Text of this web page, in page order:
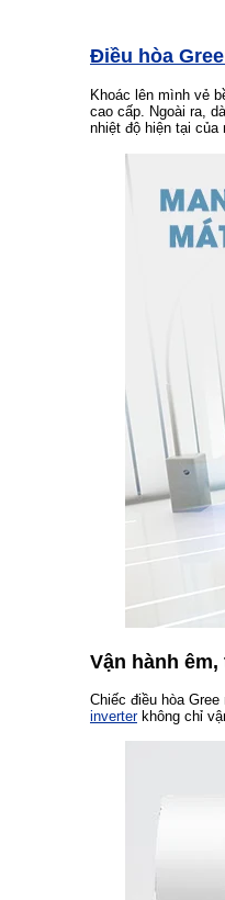
Điều hòa
Khoác lên mình vẻ
cao cấp. Ngoài ra,
nhiệt độ hiện tại của
Vận hành
Chiếc điều hòa
inverterkhông chỉ